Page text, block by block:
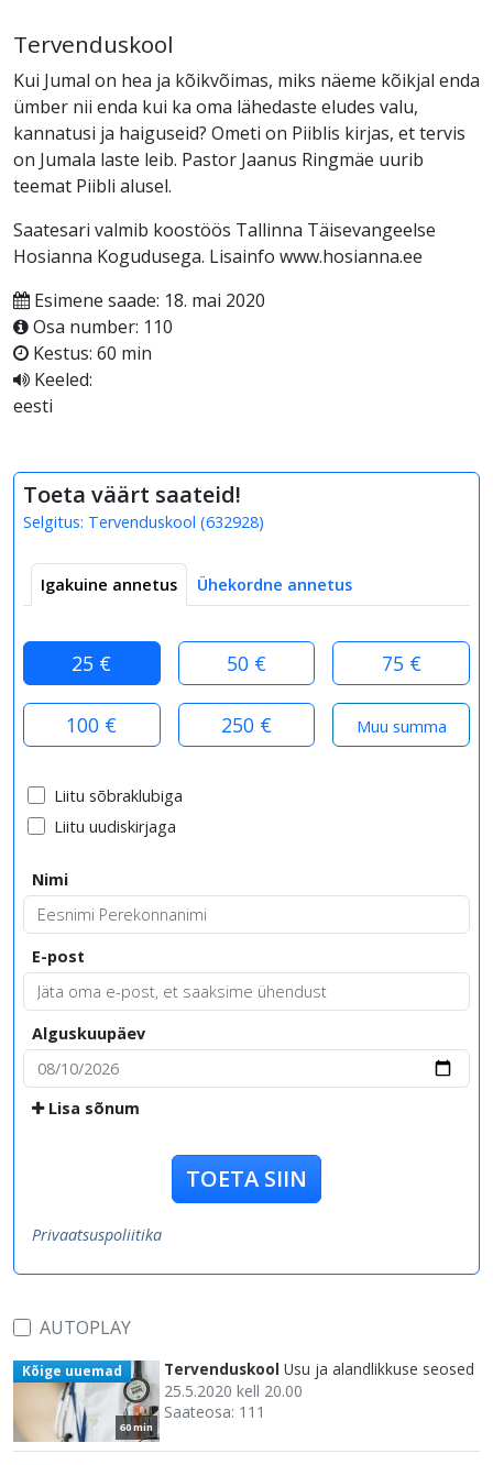
Tervenduskool
Kui Jumal on hea ja kõikvõimas, miks näeme kõikjal enda
ümber nii enda kui ka oma lähedaste eludes valu,
kannatusi ja haiguseid? Ometi on Piiblis kirjas, et tervis
on Jumala laste leib. Pastor Jaanus Ringmäe uurib
teemat Piibli alusel.
Saatesari valmib koostöös Tallinna Täisevangeelse
Hosianna Kogudusega. Lisainfo www.hosianna.ee
Esimene saade: 18. mai 2020
Osa number: 110
Kestus: 60 min
Keeled:
eesti
Toeta väärt saateid!
Selgitus: Tervenduskool (632928)
Igakuine annetus Ühekordne annetus
25 € 50 € 75 €
100 € 250 €
Liitu sõbraklubiga
Liitu uudiskirjaga
Nimi
E-post
Alguskuupäev
Lisa sõnum
TOETA SIIN
Privaatsuspoliitika
AUTOPLAY
60 min
Kõige uuemad Tervenduskool Usu ja alandlikkuse seosed
25.5.2020 kell 20.00
Saateosa: 111